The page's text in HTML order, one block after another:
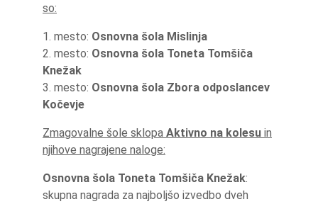
so:
1. mesto: Osnovna šola Mislinja
2. mesto: Osnovna šola Toneta Tomšiča
Knežak
3. mesto: Osnovna šola Zbora odposlancev
Kočevje
Zmagovalne šole sklopa Aktivno na kolesu in
njihove nagrajene naloge:
Osnovna šola Toneta Tomšiča Knežak:
skupna nagrada za najboljšo izvedbo dveh